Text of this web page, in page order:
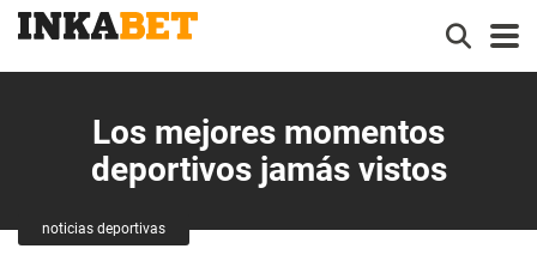
Los mejores momentos
deportivos jamás vistos
noticias deportivas